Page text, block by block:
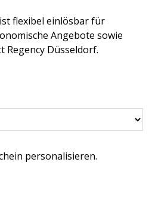
flexibel einlösbar für
Angebote sowie
Regency Düsseldorf.
personalisieren.